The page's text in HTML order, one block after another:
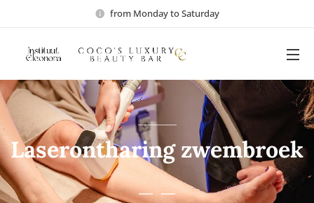
from Monday to Saturday
Laserontharing zwembroek